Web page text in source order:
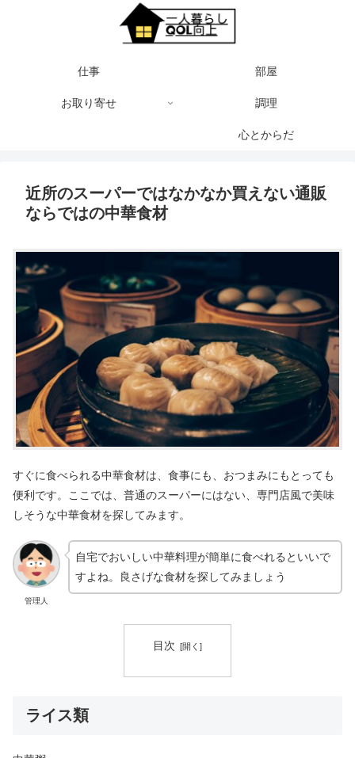
仕事 部屋
お取り寄せ 調理
心とからだ
近所のスーパーではなかなか買えない通販
ならではの中華食材
すぐに食べられる中華食材は、食事にも、おつまみにもとっても
便利です。ここでは、普通のスーパーにはない、専門店風で美味
しそうな中華食材を探してみます。
管理人
自宅でおいしい中華料理が簡単に食べれるといいで
すよね。良さげな食材を探してみましょう
目次
ライス類